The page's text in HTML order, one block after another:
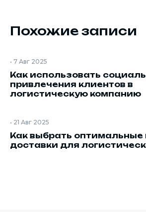
Похожие записи
• 7 Авг 2025
Как использовать
привлечения клиентов в
логистическую компанию
• 21 Авг 2025
Как выбрать оптимальные
доставки для